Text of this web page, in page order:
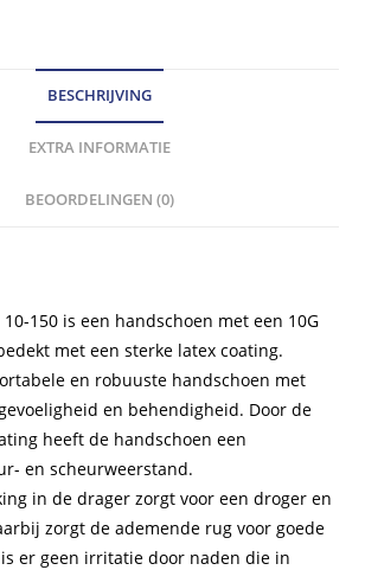
BESCHRIJVING
EXTRA INFORMATIE
BEOORDELINGEN (0)
10-150 is een handschoen met een 10G
met een sterke latex coating.
en robuuste handschoen met
en behendigheid. Door de
heeft de handschoen een
en scheurweerstand.
in de drager zorgt voor een droger en
zorgt de ademende rug voor goede
er geen irritatie door naden die in